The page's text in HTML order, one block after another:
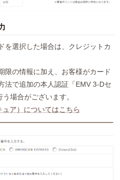
を選択した場合は、クレジットカ
限の情報に加え、お客様がカード
法で追加の本人認証「EMV 3-Dセ
場合がございます。
ア）についてはこちら